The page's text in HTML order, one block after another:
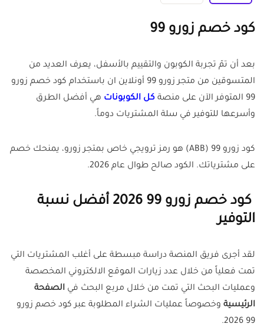
كود خصم زورو 99
بعد أن تمّ تجربة الكوبون والتقييم بالأسفل، يعرف العديد من
المتسوقين من متجر زورو 99 أونلاين ان باستخدام كود خصم زورو
99 المتوفر الآن على منصة
كل الكوبونات هي أفضل الطرق
وأسرعها للتوفير في سلة المشتريات دوماً.
كود زورو 99 (ABB) هو رمز ترويجي خاص بمتجر زورو، يمنحك خصم
على مشترياتك. الكود صالح طوال عام 2026.
كود خصم زورو 99 2026 أفضل نسبة
التوفير
لقد أجرى فريق المنصة دراسة مبسطة على أغلب المشتريات التي
تمت فعلياً من خلال عدد زيارات الموقع الالكتروني المخصصة
وعمليات البحث التي تمت من خلال مربع البحث في الصفحة
الرئيسية وخصوصاً عمليات الشراء المطلوبة عبر كود خصم زورو
99 2026.